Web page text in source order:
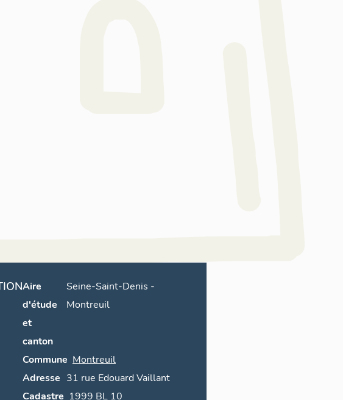
Aire
d'étude
et
canton
Seine-Saint-Denis -
Montreuil
Commune Montreuil
Adresse 31 rue Edouard Vaillant
Cadastre
1999 BL 10